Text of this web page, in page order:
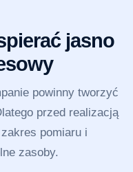
jasno
powinny tworzyć
przed realizacją
pomiaru i
zasoby.